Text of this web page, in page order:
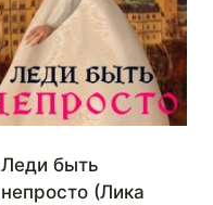
Леди быть
непросто (Лика